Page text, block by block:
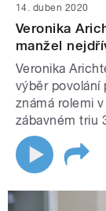
14. duben 2020
Veronika
manžel
Veronika
výběr povolání
známá rolemi
zábavném triu